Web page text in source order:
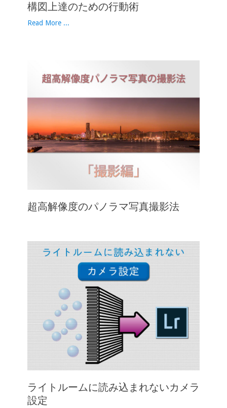
構図上達のための行動術
Read More ...
超高解像度のパノラマ写真撮影法
ライトルームに読み込まれないカメラ
設定